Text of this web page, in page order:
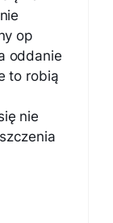
op
oddanie
to robią
nie